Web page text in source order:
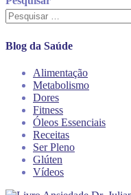
Blog da Saúde
Alimentação
Metabolismo
Dores
Fitness
Óleos Essenciais
Receitas
Ser Pleno
Glúten
Vídeos